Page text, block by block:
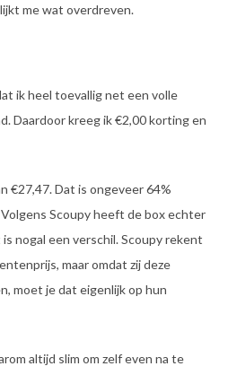
me wat overdreven.
ik heel toevallig net een volle
Daardoor kreeg ik €2,00 korting en
€27,47. Dat is ongeveer 64%
Scoupy heeft de box echter
nogal een verschil. Scoupy rekent
maar omdat zij deze
moet je dat eigenlijk op hun
altijd slim om zelf even na te